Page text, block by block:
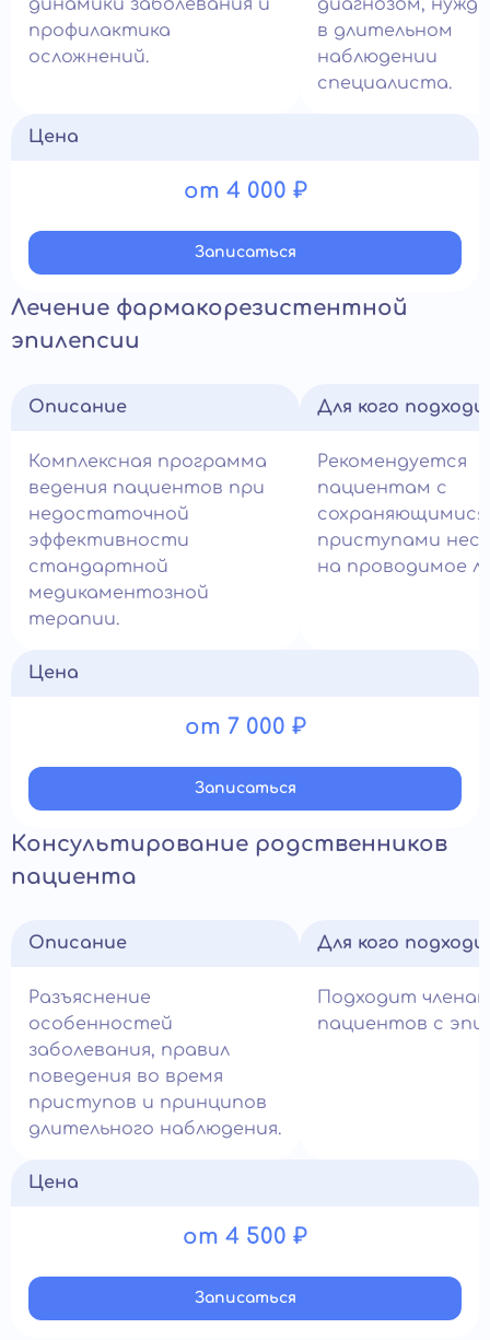
динамики заболевания и
профилактика
осложнений.
диагнозом,
в длительном
наблюдении
специалиста.
Цена
от 4 000 ₽
Записатьcя
Лечение фармакорезистентной
эпилепсии
Описание
Комплексная программа
ведения пациентов при
недостаточной
эффективности
стандартной
медикаментозной
терапии.
Для кого
Рекомендуется
пациентам с
сохраняющимися
приступами
на проводимое
Цена
от 7 000 ₽
Записатьcя
Консультирование родственников
пациента
Описание
Разъяснение
особенностей
заболевания, правил
поведения во время
приступов и принципов
длительного наблюдения.
Для кого
Подходит
пациентов с
Цена
от 4 500 ₽
Записатьcя